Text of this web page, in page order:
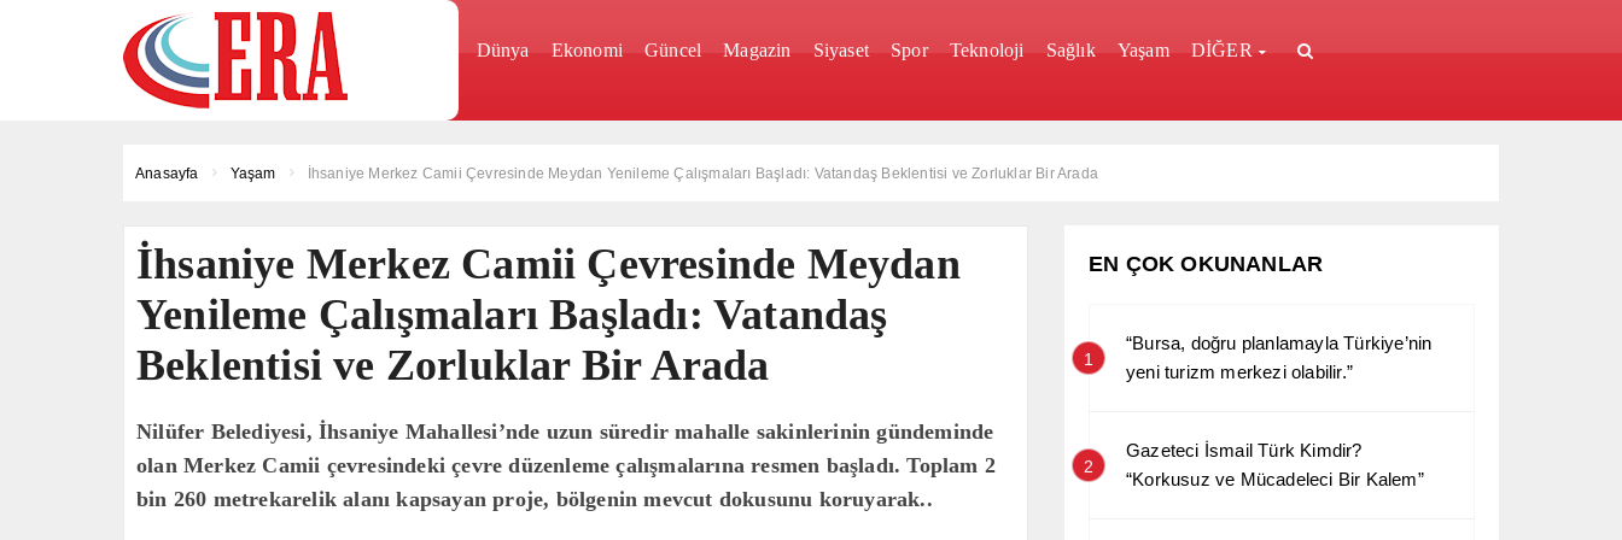
Dünya Ekonomi Güncel Magazin Siyaset Spor Teknoloji Sağlık Yaşam DİĞER
Anasayfa Yaşam İhsaniye Merkez Camii Çevresinde Meydan Yenileme Çalışmaları Başladı: Vatandaş Beklentisi ve Zorluklar Bir Arada
İhsaniye Merkez Camii Çevresinde Meydan
Yenileme Çalışmaları Başladı: Vatandaş
Beklentisi ve Zorluklar Bir Arada
Nilüfer Belediyesi, İhsaniye Mahallesi’nde uzun süredir mahalle sakinlerinin gündeminde
olan Merkez Camii çevresindeki çevre düzenleme çalışmalarına resmen başladı. Toplam 2
bin 260 metrekarelik alanı kapsayan proje, bölgenin mevcut dokusunu koruyarak..
EN ÇOK OKUNANLAR
1
“Bursa, doğru planlamayla Türkiye’nin
yeni turizm merkezi olabilir.”
2
Gazeteci İsmail Türk Kimdir?
“Korkusuz ve Mücadeleci Bir Kalem”